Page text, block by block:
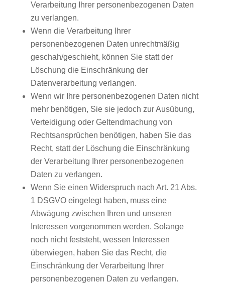
Verarbeitung Ihrer personenbezogenen Daten
zu verlangen.
Wenn die Verarbeitung Ihrer
personenbezogenen Daten unrechtmäßig
geschah/geschieht, können Sie statt der
Löschung die Einschränkung der
Datenverarbeitung verlangen.
Wenn wir Ihre personenbezogenen Daten nicht
mehr benötigen, Sie sie jedoch zur Ausübung,
Verteidigung oder Geltendmachung von
Rechtsansprüchen benötigen, haben Sie das
Recht, statt der Löschung die Einschränkung
der Verarbeitung Ihrer personenbezogenen
Daten zu verlangen.
Wenn Sie einen Widerspruch nach Art. 21 Abs.
1 DSGVO eingelegt haben, muss eine
Abwägung zwischen Ihren und unseren
Interessen vorgenommen werden. Solange
noch nicht feststeht, wessen Interessen
überwiegen, haben Sie das Recht, die
Einschränkung der Verarbeitung Ihrer
personenbezogenen Daten zu verlangen.